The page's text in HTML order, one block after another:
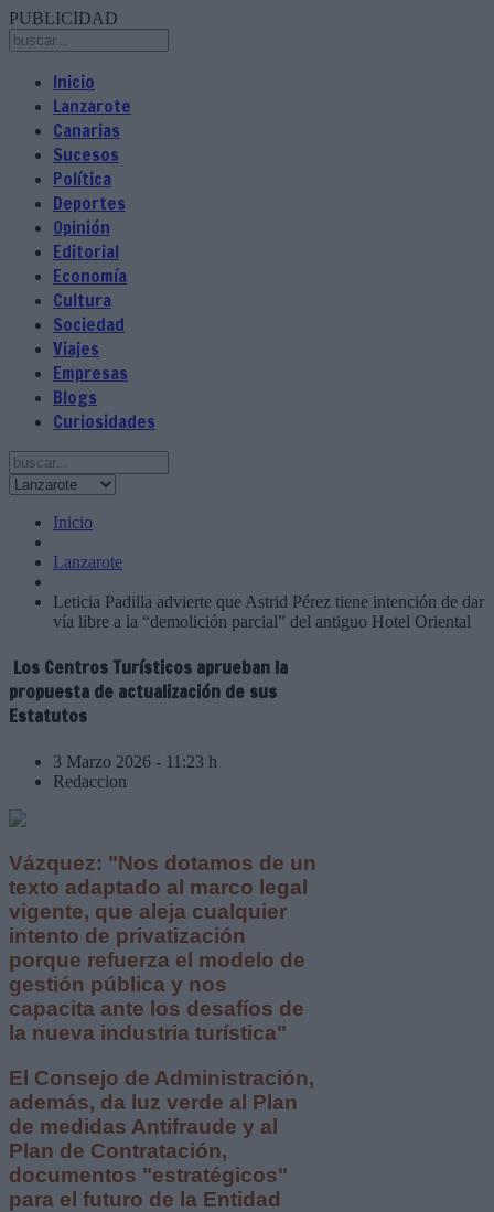
PUBLICIDAD
Inicio
Lanzarote
Canarias
Sucesos
Política
Deportes
Opinión
Editorial
Economía
Cultura
Sociedad
Viajes
Empresas
Blogs
Curiosidades
Inicio
Lanzarote
Leticia Padilla advierte que Astrid Pérez tiene intención de dar
vía libre a la “demolición parcial” del antiguo Hotel Oriental
Los Centros Turísticos aprueban la
propuesta de actualización de sus
Estatutos
3 Marzo 2026 - 11:23 h
Redaccion
Vázquez: "Nos dotamos de un
texto adaptado al marco legal
vigente, que aleja cualquier
intento de privatización
porque refuerza el modelo de
gestión pública y nos
capacita ante los desafíos de
la nueva industria turística"
El Consejo de Administración,
además, da luz verde al Plan
de medidas Antifraude y al
Plan de Contratación,
documentos "estratégicos"
para el futuro de la Entidad